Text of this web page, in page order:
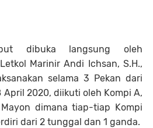
dibuka langsung oleh
Marinir Andi Ichsan, S.H.,
selama 3 Pekan dari
April 2020, diikuti oleh Kompi A,
dimana tiap-tiap Kompi
dari 2 tunggal dan 1 ganda.